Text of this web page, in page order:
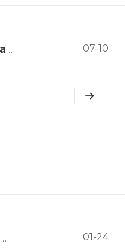
Waarom is PU-ruglijm van synthetisch gazongras beter dan latexruggen? 07-10
Gedetailleerde vergelijking van het plaatsen van groen gras en KDK-gras: belangrijkste verschillen en aanbevelingen voor het beste kosteneffectieve kunstgras 01-24